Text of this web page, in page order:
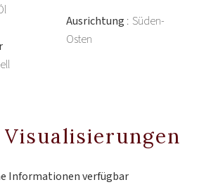
Ausrichtung Süden-
Osten
Visualisierungen
Informationen verfügbar